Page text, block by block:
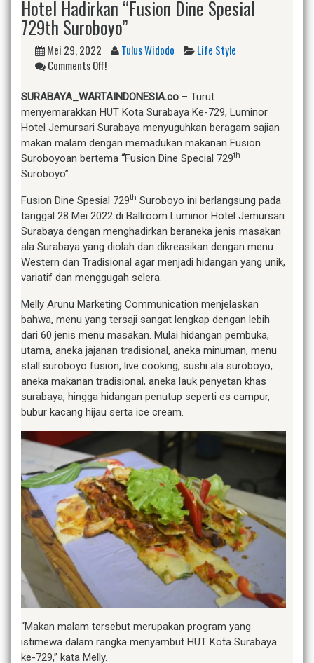
Hotel Hadirkan “Fusion Dine Spesial
729th Suroboyo”
Mei 29, 2022 Tulus Widodo
Life Style
Comments Off!
SURABAYA_WARTAINDONESIA.co – Turut
menyemarakkan HUT Kota Surabaya Ke-729, Luminor
Hotel Jemursari Surabaya menyuguhkan beragam sajian
makan malam dengan memadukan makanan Fusion
Suroboyoan bertema “Fusion Dine Special 729th
Suroboyo”.
Fusion Dine Spesial 729th Suroboyo ini berlangsung pada
tanggal 28 Mei 2022 di Ballroom Luminor Hotel Jemursari
Surabaya dengan menghadirkan beraneka jenis masakan
ala Surabaya yang diolah dan dikreasikan dengan menu
Western dan Tradisional agar menjadi hidangan yang unik,
variatif dan menggugah selera.
Melly Arunu Marketing Communication menjelaskan
bahwa, menu yang tersaji sangat lengkap dengan lebih
dari 60 jenis menu masakan. Mulai hidangan pembuka,
utama, aneka jajanan tradisional, aneka minuman, menu
stall suroboyo fusion, live cooking, sushi ala suroboyo,
aneka makanan tradisional, aneka lauk penyetan khas
surabaya, hingga hidangan penutup seperti es campur,
bubur kacang hijau serta ice cream.
“Makan malam tersebut merupakan program yang
istimewa dalam rangka menyambut HUT Kota Surabaya
ke-729,” kata Melly.